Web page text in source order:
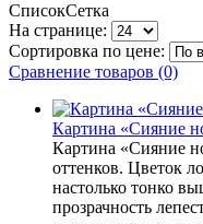
СписокСетка
На странице:
Сортировка по цене:
Сравнение товаров (0)
Картина «Сияние
Картина «Сияние
оттенков. Цветок
настолько тонко
прозрачность